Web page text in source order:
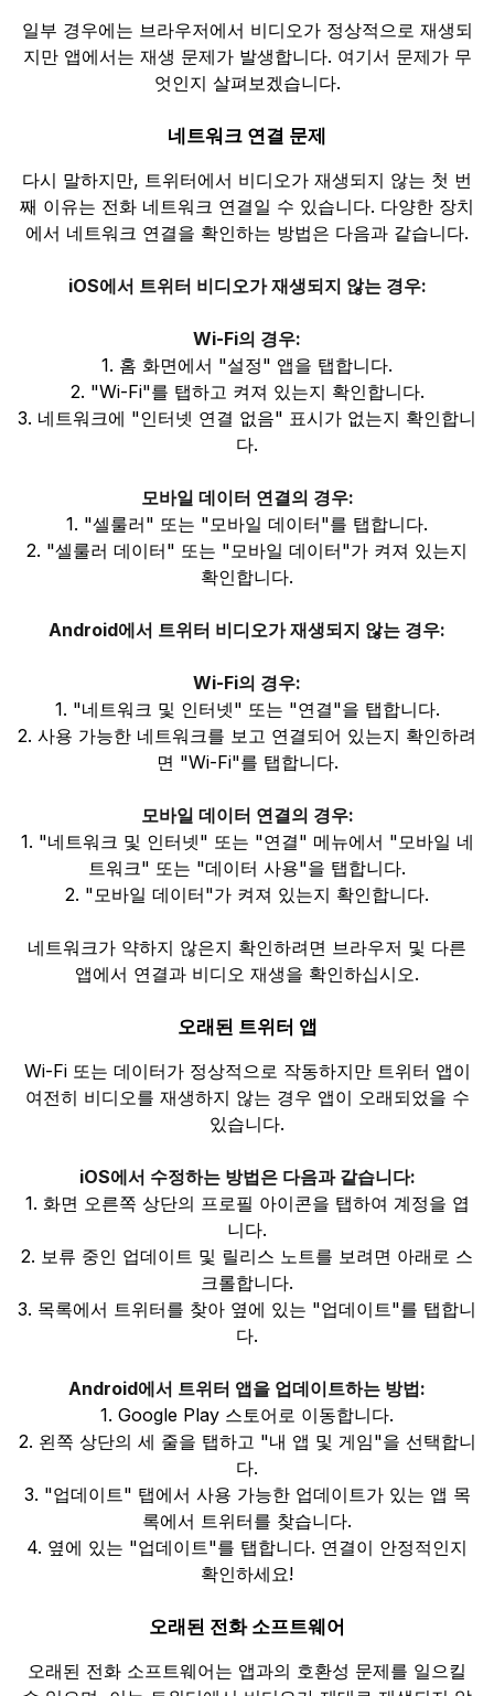
일부 경우에는 브라우저에서 비디오가 정상적으로 재생되
지만 앱에서는 재생 문제가 발생합니다. 여기서 문제가 무
엇인지 살펴보겠습니다.
네트워크 연결 문제
다시 말하지만, 트위터에서 비디오가 재생되지 않는 첫 번
째 이유는 전화 네트워크 연결일 수 있습니다. 다양한 장치
에서 네트워크 연결을 확인하는 방법은 다음과 같습니다.
iOS에서 트위터 비디오가 재생되지 않는 경우:
Wi-Fi의 경우:
1. 홈 화면에서 "설정" 앱을 탭합니다.
2. "Wi-Fi"를 탭하고 켜져 있는지 확인합니다.
3. 네트워크에 "인터넷 연결 없음" 표시가 없는지 확인합니
다.
모바일 데이터 연결의 경우:
1. "셀룰러" 또는 "모바일 데이터"를 탭합니다.
2. "셀룰러 데이터" 또는 "모바일 데이터"가 켜져 있는지
확인합니다.
Android에서 트위터 비디오가 재생되지 않는 경우:
Wi-Fi의 경우:
1. "네트워크 및 인터넷" 또는 "연결"을 탭합니다.
2. 사용 가능한 네트워크를 보고 연결되어 있는지 확인하려
면 "Wi-Fi"를 탭합니다.
모바일 데이터 연결의 경우:
1. "네트워크 및 인터넷" 또는 "연결" 메뉴에서 "모바일 네
트워크" 또는 "데이터 사용"을 탭합니다.
2. "모바일 데이터"가 켜져 있는지 확인합니다.
네트워크가 약하지 않은지 확인하려면 브라우저 및 다른
앱에서 연결과 비디오 재생을 확인하십시오.
오래된 트위터 앱
Wi-Fi 또는 데이터가 정상적으로 작동하지만 트위터 앱이
여전히 비디오를 재생하지 않는 경우 앱이 오래되었을 수
있습니다.
iOS에서 수정하는 방법은 다음과 같습니다:
1. 화면 오른쪽 상단의 프로필 아이콘을 탭하여 계정을 엽
니다.
2. 보류 중인 업데이트 및 릴리스 노트를 보려면 아래로 스
크롤합니다.
3. 목록에서 트위터를 찾아 옆에 있는 "업데이트"를 탭합니
다.
Android에서 트위터 앱을 업데이트하는 방법:
1. Google Play 스토어로 이동합니다.
2. 왼쪽 상단의 세 줄을 탭하고 "내 앱 및 게임"을 선택합니
다.
3. "업데이트" 탭에서 사용 가능한 업데이트가 있는 앱 목
록에서 트위터를 찾습니다.
4. 옆에 있는 "업데이트"를 탭합니다. 연결이 안정적인지
확인하세요!
오래된 전화 소프트웨어
오래된 전화 소프트웨어는 앱과의 호환성 문제를 일으킬